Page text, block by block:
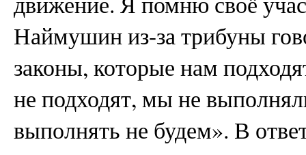
Наймушин из-за трибуны
законы, которые нам
не подходят, мы не
выполнять не будем». В